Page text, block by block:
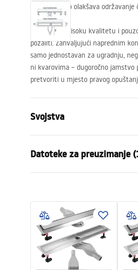
nečistoća, što olakšava održavanje
Ako cijenite visoku kvalitetu i
požaliti. Zahvaljujući naprednim
samo jednostavan za ugradnju,
ni kvarovima – dugoročno
pretvoriti u mjesto pravog
Svojstva
Tip sifona
Duljina kanalice (cm)
Vrsta rešetke
Max. protok vode
Premaz
Datoteke za preuzimanje
LINEAR-3.pdf